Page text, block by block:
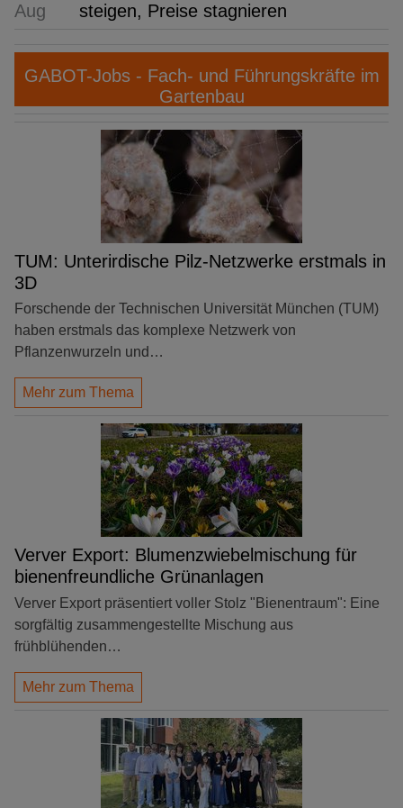
Aug
steigen, Preise stagnieren
GABOT-Jobs - Fach- und Führungskräfte im
Gartenbau
TUM: Unterirdische Pilz-Netzwerke erstmals in
3D
Forschende der Technischen Universität München (TUM)
haben erstmals das komplexe Netzwerk von
Pflanzenwurzeln und…
Mehr zum Thema
Verver Export: Blumenzwiebelmischung für
bienenfreundliche Grünanlagen
Verver Export präsentiert voller Stolz "Bienentraum": Eine
sorgfältig zusammengestellte Mischung aus
frühblühenden…
Mehr zum Thema